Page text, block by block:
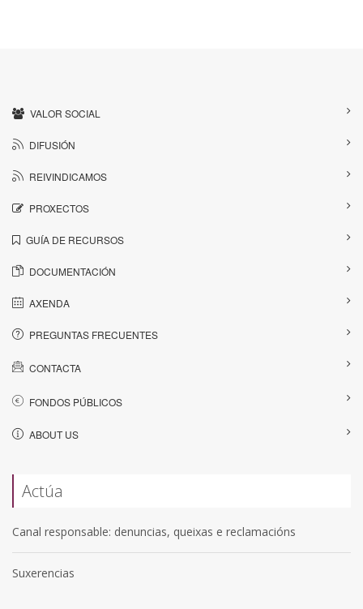
VALOR SOCIAL
DIFUSIÓN
REIVINDICAMOS
PROXECTOS
GUÍA DE RECURSOS
DOCUMENTACIÓN
AXENDA
PREGUNTAS FRECUENTES
CONTACTA
FONDOS PÚBLICOS
ABOUT US
Actúa
Canal responsable: denuncias, queixas e reclamacións
Suxerencias